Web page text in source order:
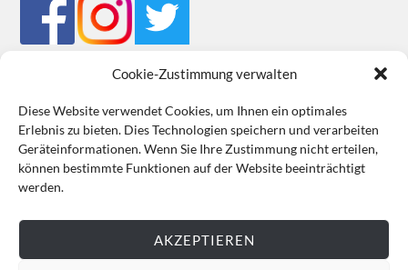
Cookie-Zustimmung verwalten
Diese Website verwendet Cookies, um Ihnen ein optimales
Erlebnis zu bieten. Dies Technologien speichern und verarbeiten
Geräteinformationen. Wenn Sie Ihre Zustimmung nicht erteilen,
können bestimmte Funktionen auf der Website beeinträchtigt
werden.
AKZEPTIEREN
Mein Bestellkonto Kundeninformationen Datenschutz
Cookie-Richtlinie (EU) Impressum
VERTRAG WIDERRUFEN